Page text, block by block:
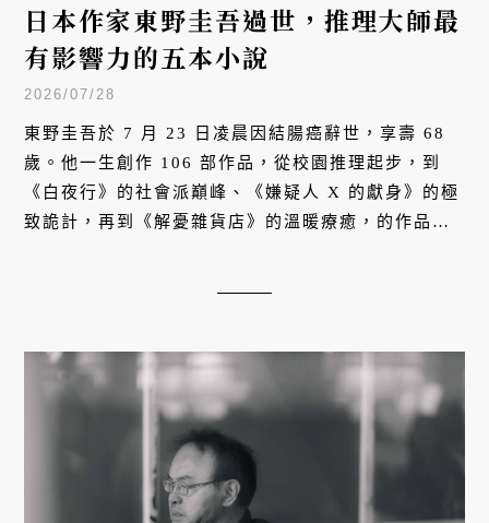
日本作家東野圭吾過世，推理大師最
有影響力的五本小說
2026/07/28
東野圭吾於 7 月 23 日凌晨因結腸癌辭世，享壽 68
歲。他一生創作 106 部作品，從校園推理起步，到
《白夜行》的社會派巔峰、《嫌疑人 X 的獻身》的極
致詭計，再到《解憂雜貨店》的溫暖療癒，的作品全